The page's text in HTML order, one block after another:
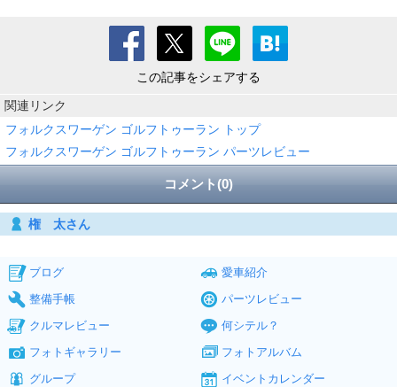
この記事をシェアする
関連リンク
フォルクスワーゲン ゴルフトゥーラン トップ
フォルクスワーゲン ゴルフトゥーラン パーツレビュー
コメント(0)
権 太さん
ブログ
愛車紹介
整備手帳
パーツレビュー
クルマレビュー
何シテル？
フォトギャラリー
フォトアルバム
グループ
イベントカレンダー